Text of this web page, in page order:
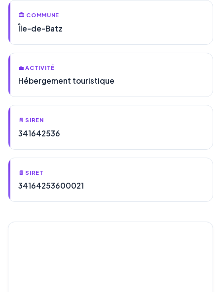
🏛️ COMMUNE
Île-de-Batz
💼 ACTIVITÉ
Hébergement touristique
📄 SIREN
341642536
📄 SIRET
34164253600021